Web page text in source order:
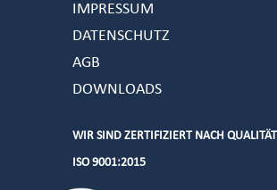
IMPRESSUM
DATENSCHUTZ
AGB
DOWNLOADS
WIR SIND ZERTIFIZIERT NACH
ISO 9001:2015